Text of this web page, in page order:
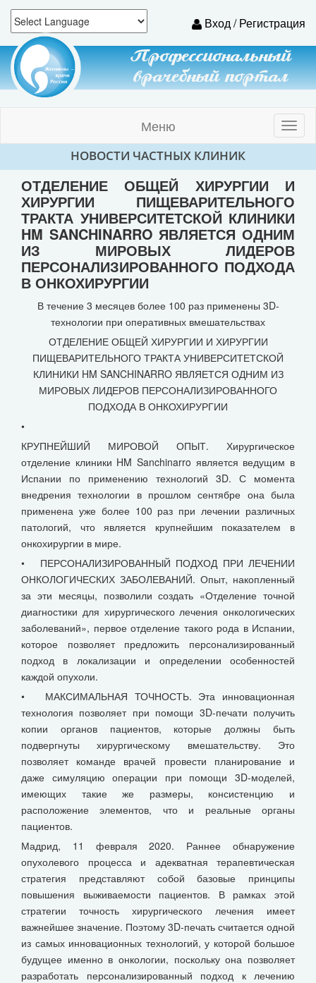
Вход / Регистрация
Профессиональный
врачебный портал
Меню
НОВОСТИ ЧАСТНЫХ КЛИНИК
ОТДЕЛЕНИЕ ОБЩЕЙ ХИРУРГИИ И
ХИРУРГИИ ПИЩЕВАРИТЕЛЬНОГО
ТРАКТА УНИВЕРСИТЕТСКОЙ КЛИНИКИ
HM SANCHINARRO ЯВЛЯЕТСЯ ОДНИМ
ИЗ МИРОВЫХ ЛИДЕРОВ
ПЕРСОНАЛИЗИРОВАННОГО ПОДХОДА
В ОНКОХИРУРГИИ
В течение 3 месяцев более 100 раз применены 3D-
технологии при оперативных вмешательствах
ОТДЕЛЕНИЕ ОБЩЕЙ ХИРУРГИИ И ХИРУРГИИ
ПИЩЕВАРИТЕЛЬНОГО ТРАКТА УНИВЕРСИТЕТСКОЙ
КЛИНИКИ HM SANCHINARRO ЯВЛЯЕТСЯ ОДНИМ ИЗ
МИРОВЫХ ЛИДЕРОВ ПЕРСОНАЛИЗИРОВАННОГО
ПОДХОДА В ОНКОХИРУРГИИ
•
КРУПНЕЙШИЙ МИРОВОЙ ОПЫТ. Хирургическое
отделение клиники HM Sanchinarro является ведущим в
Испании по применению технологий 3D. С момента
внедрения технологии в прошлом сентябре она была
применена уже более 100 раз при лечении различных
патологий, что является крупнейшим показателем в
онкохирургии в мире.
• ПЕРСОНАЛИЗИРОВАННЫЙ ПОДХОД ПРИ ЛЕЧЕНИИ
ОНКОЛОГИЧЕСКИХ ЗАБОЛЕВАНИЙ. Опыт, накопленный
за эти месяцы, позволили создать «Отделение точной
диагностики для хирургического лечения онкологических
заболеваний», первое отделение такого рода в Испании,
которое позволяет предложить персонализированный
подход в локализации и определении особенностей
каждой опухоли.
• МАКСИМАЛЬНАЯ ТОЧНОСТЬ. Эта инновационная
технология позволяет при помощи 3D-печати получить
копии органов пациентов, которые должны быть
подвергнуты хирургическому вмешательству. Это
позволяет команде врачей провести планирование и
даже симуляцию операции при помощи 3D-моделей,
имеющих такие же размеры, консистенцию и
расположение элементов, что и реальные органы
пациентов.
Мадрид, 11 февраля 2020. Раннее обнаружение
опухолевого процесса и адекватная терапевтическая
стратегия представляют собой базовые принципы
повышения выживаемости пациентов. В рамках этой
стратегии точность хирургического лечения имеет
важнейшее значение. Поэтому 3D-печать считается одной
из самых инновационных технологий, у которой большое
будущее именно в онкологии, поскольку она позволяет
разработать персонализированный подход к лечению